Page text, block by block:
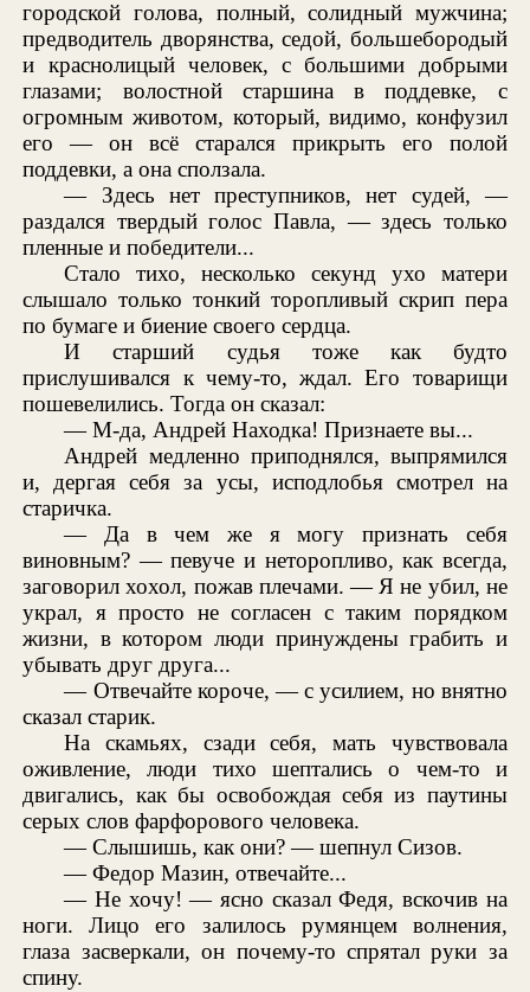
городской голова, полный, солидный мужчина;
предводитель дворянства, седой, большебородый
и краснолицый человек, с большими добрыми
глазами; волостной старшина в поддевке, с
огромным животом, который, видимо, конфузил
его — он всё старался прикрыть его полой
поддевки, а она сползала.
— Здесь нет преступников, нет судей, —
раздался твердый голос Павла, — здесь только
пленные и победители...
Стало тихо, несколько секунд ухо матери
слышало только тонкий торопливый скрип пера
по бумаге и биение своего сердца.
И старший судья тоже как будто
прислушивался к чему-то, ждал. Его товарищи
пошевелились. Тогда он сказал:
— М-да, Андрей Находка! Признаете вы...
Андрей медленно приподнялся, выпрямился
и, дергая себя за усы, исподлобья смотрел на
старичка.
— Да в чем же я могу признать себя
виновным? — певуче и неторопливо, как всегда,
заговорил хохол, пожав плечами. — Я не убил, не
украл, я просто не согласен с таким порядком
жизни, в котором люди принуждены грабить и
убывать друг друга...
— Отвечайте короче, — с усилием, но внятно
сказал старик.
На скамьях, сзади себя, мать чувствовала
оживление, люди тихо шептались о чем-то и
двигались, как бы освобождая себя из паутины
серых слов фарфорового человека.
— Слышишь, как они? — шепнул Сизов.
— Федор Мазин, отвечайте...
— Не хочу! — ясно сказал Федя, вскочив на
ноги. Лицо его залилось румянцем волнения,
глаза засверкали, он почему-то спрятал руки за
спину.